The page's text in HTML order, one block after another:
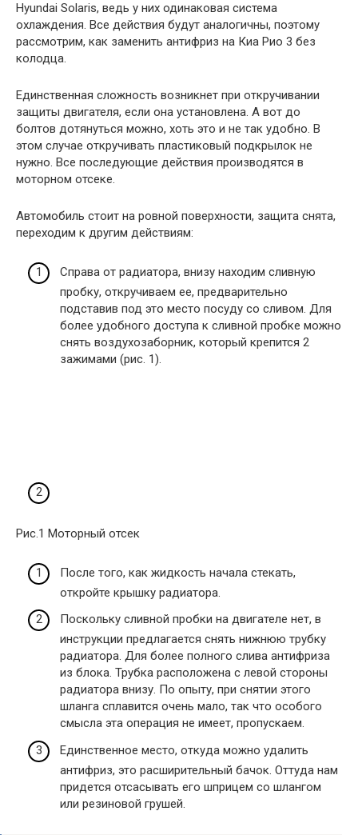
Hyundai Solaris, ведь у них одинаковая система
охлаждения. Все действия будут аналогичны, поэтому
рассмотрим, как заменить антифриз на Киа Рио 3 без
колодца.
Единственная сложность возникнет при откручивании
защиты двигателя, если она установлена. А вот до
болтов дотянуться можно, хоть это и не так удобно. В
этом случае откручивать пластиковый подкрылок не
нужно. Все последующие действия производятся в
моторном отсеке.
Автомобиль стоит на ровной поверхности, защита снята,
переходим к другим действиям:
Справа от радиатора, внизу находим сливную
пробку, откручиваем ее, предварительно
подставив под это место посуду со сливом. Для
более удобного доступа к сливной пробке можно
снять воздухозаборник, который крепится 2
зажимами (рис. 1).
Рис.1 Моторный отсек
После того, как жидкость начала стекать,
откройте крышку радиатора.
Поскольку сливной пробки на двигателе нет, в
инструкции предлагается снять нижнюю трубку
радиатора. Для более полного слива антифриза
из блока. Трубка расположена с левой стороны
радиатора внизу. По опыту, при снятии этого
шланга сплавится очень мало, так что особого
смысла эта операция не имеет, пропускаем.
Единственное место, откуда можно удалить
антифриз, это расширительный бачок. Оттуда нам
придется отсасывать его шприцем со шлангом
или резиновой грушей.